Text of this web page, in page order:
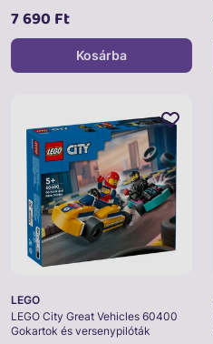
7 690 Ft
Kosárba
LEGO
LEGO City Great Vehicles 60400
Gokartok és versenypilóták